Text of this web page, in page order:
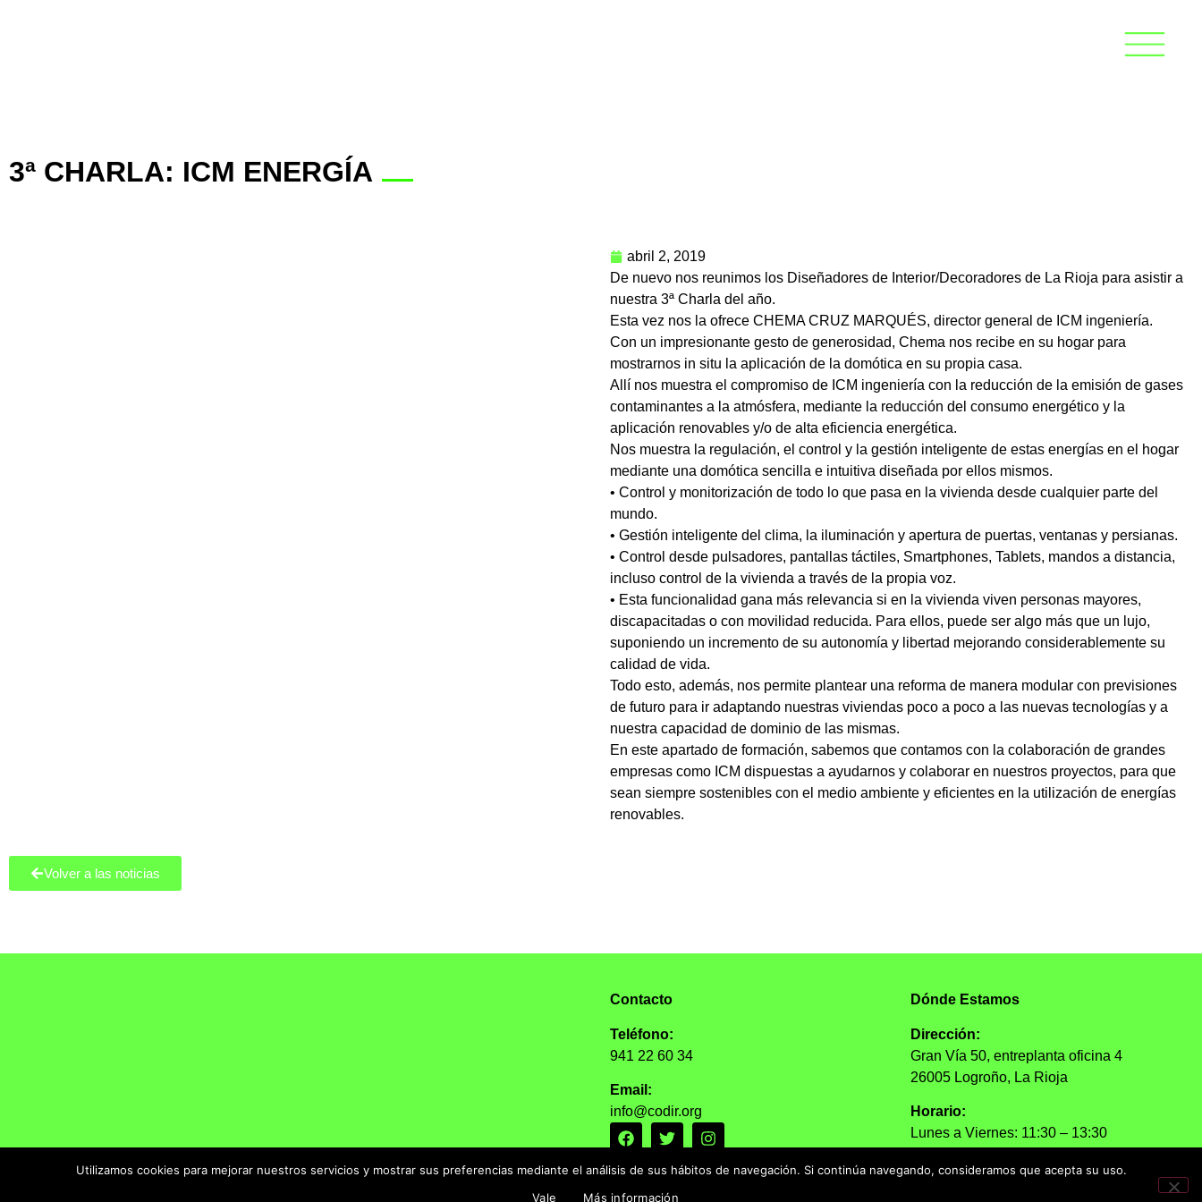
3ª CHARLA: ICM ENERGÍA
abril 2, 2019
De nuevo nos reunimos los Diseñadores de Interior/Decoradores de La Rioja para asistir a
nuestra 3ª Charla del año.
Esta vez nos la ofrece CHEMA CRUZ MARQUÉS, director general de ICM ingeniería.
Con un impresionante gesto de generosidad, Chema nos recibe en su hogar para
mostrarnos in situ la aplicación de la domótica en su propia casa.
Allí nos muestra el compromiso de ICM ingeniería con la reducción de la emisión de gases
contaminantes a la atmósfera, mediante la reducción del consumo energético y la
aplicación renovables y/o de alta eficiencia energética.
Nos muestra la regulación, el control y la gestión inteligente de estas energías en el hogar
mediante una domótica sencilla e intuitiva diseñada por ellos mismos.
• Control y monitorización de todo lo que pasa en la vivienda desde cualquier parte del
mundo.
• Gestión inteligente del clima, la iluminación y apertura de puertas, ventanas y persianas.
• Control desde pulsadores, pantallas táctiles, Smartphones, Tablets, mandos a distancia,
incluso control de la vivienda a través de la propia voz.
• Esta funcionalidad gana más relevancia si en la vivienda viven personas mayores,
discapacitadas o con movilidad reducida. Para ellos, puede ser algo más que un lujo,
suponiendo un incremento de su autonomía y libertad mejorando considerablemente su
calidad de vida.
Todo esto, además, nos permite plantear una reforma de manera modular con previsiones
de futuro para ir adaptando nuestras viviendas poco a poco a las nuevas tecnologías y a
nuestra capacidad de dominio de las mismas.
En este apartado de formación, sabemos que contamos con la colaboración de grandes
empresas como ICM dispuestas a ayudarnos y colaborar en nuestros proyectos, para que
sean siempre sostenibles con el medio ambiente y eficientes en la utilización de energías
renovables.
Volver a las noticias
Contacto
Teléfono:
941 22 60 34
Email:
info@codir.org
Dónde Estamos
Dirección:
Gran Vía 50, entreplanta oficina 4
26005 Logroño, La Rioja
Horario:
Lunes a Viernes: 11:30 – 13:30
AVISO LEGAL Y POLÍTICA DE PRIVACIDAD |
Utilizamos cookies para mejorar nuestros servicios y mostrar sus preferencias mediante el análisis de sus hábitos de navegación. Si continúa navegando, consideramos que acepta su uso.
Vale
Más información